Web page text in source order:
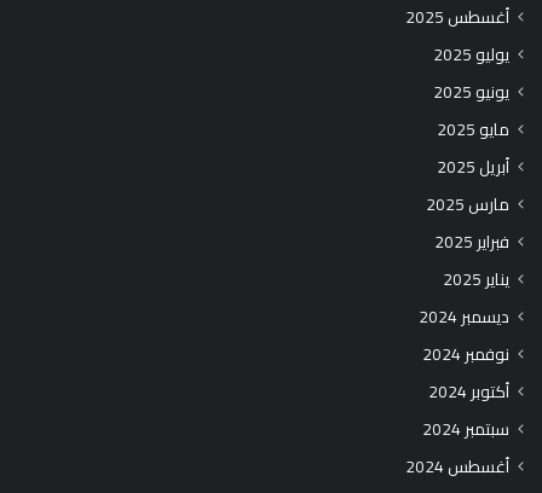
أغسطس 2025
يوليو 2025
يونيو 2025
مايو 2025
أبريل 2025
مارس 2025
فبراير 2025
يناير 2025
ديسمبر 2024
نوفمبر 2024
أكتوبر 2024
سبتمبر 2024
أغسطس 2024